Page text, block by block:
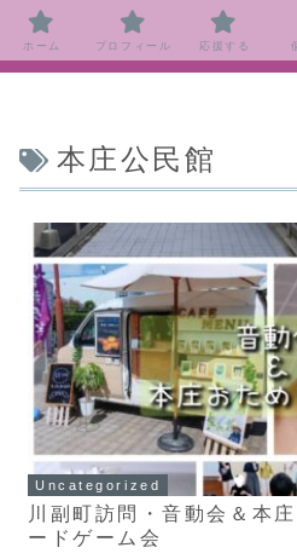
本庄公民館
Uncategorized
川副町訪問・音動会＆本
ードゲーム会
ホーム プロフィール 応援する